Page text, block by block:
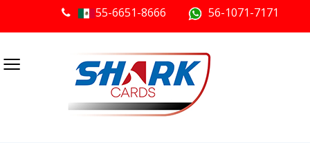
55-6651-8666 56-1071-7171
≡